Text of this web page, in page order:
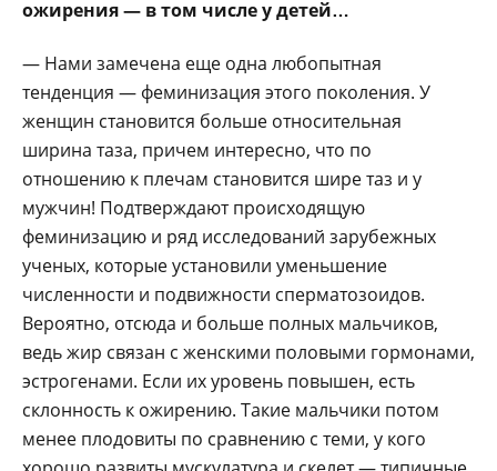
ожирения — в том числе у детей…
— Нами замечена еще одна любопытная
тенденция — феминизация этого поколения. У
женщин становится больше относительная
ширина таза, причем интересно, что по
отношению к плечам становится шире таз и у
мужчин! Подтверждают происходящую
феминизацию и ряд исследований зарубежных
ученых, которые установили уменьшение
численности и подвижности сперматозоидов.
Вероятно, отсюда и больше полных мальчиков,
ведь жир связан с женскими половыми гормонами,
эстрогенами. Если их уровень повышен, есть
склонность к ожирению. Такие мальчики потом
менее плодовиты по сравнению с теми, у кого